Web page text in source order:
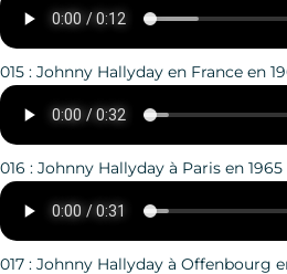
015 : Johnny Hallyday en France en
016 : Johnny Hallyday à Paris en 1965
017 : Johnny Hallyday à Offenbourg